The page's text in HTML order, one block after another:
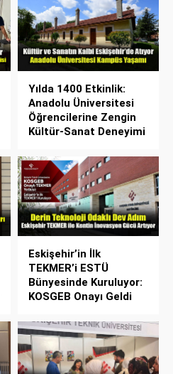
Yılda 1400 Etkinlik:
Anadolu Üniversitesi
Öğrencilerine Zengin
Kültür-Sanat Deneyimi
Eskişehir’in İlk
TEKMER’i ESTÜ
Bünyesinde Kuruluyor:
KOSGEB Onayı Geldi